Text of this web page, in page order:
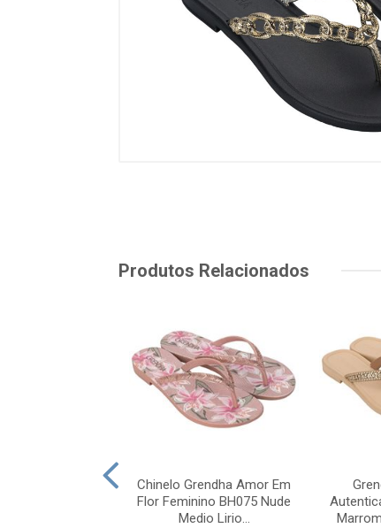
Produtos Relacionados
Chinelo Grendha Amor Em
Flor Feminino BH075 Nude
Medio Lirio...